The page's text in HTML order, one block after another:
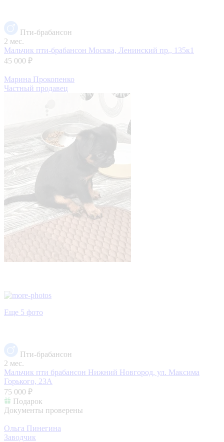
Пти-брабансон
2 мес.
Мальчик пти-брабансон Москва, Ленинский пр., 135к1
45 000 ₽
Марина Прокопенко
Частный продавец
Еще 5 фото
Пти-брабансон
2 мес.
Мальчик пти брабансон Нижний Новгород, ул. Максима
Горького, 23А
75 000 ₽
Подарок
Документы проверены
Ольга Пинегина
Заводчик